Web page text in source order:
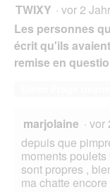
TWIXY · vor 2
Les personnes
écrit qu'ils
remise en
marjolaine · vor
depuis que
moments
sont propres ,
ma chatte